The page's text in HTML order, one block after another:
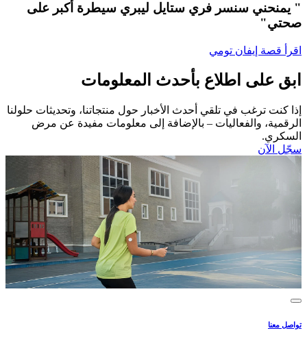
" يمنحني سنسر فري ستايل ليبري سيطرة أكبر على
صحتي"
اقرأ قصة إيفان تومي
ابق على اطلاع بأحدث المعلومات
إذا كنت ترغب في تلقي أحدث الأخبار حول منتجاتنا، وتحديثات حلولنا
الرقمية، والفعاليات – بالإضافة إلى معلومات مفيدة عن مرض
السكري.​
سجّل الآن​
تواصل معنا